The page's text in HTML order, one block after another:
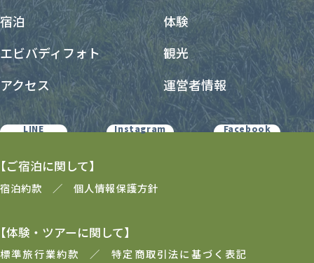
宿泊
体験
エビバディフォト
観光
アクセス
運営者情報
LINE Instagram Facebook
ご宿泊に関して】
宿泊約款 個人情報保護方針
体験・ツアーに関して】
標準旅行業約款 特定商取引法に基づく表記